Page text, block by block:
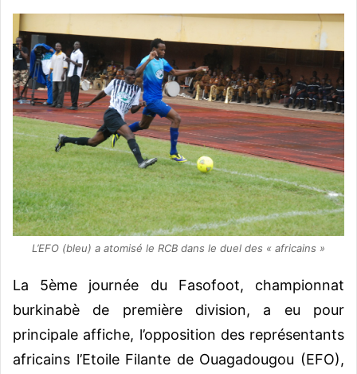
L’EFO (bleu) a atomisé le RCB dans le duel des « africains »
La 5ème journée du Fasofoot, championnat
burkinabè de première division, a eu pour
principale affiche, l’opposition des représentants
africains l’Etoile Filante de Ouagadougou (EFO),